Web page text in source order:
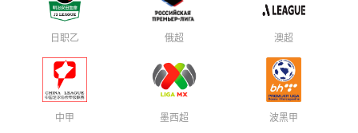
日职乙 俄超 澳超
中甲 墨西超 波黑甲